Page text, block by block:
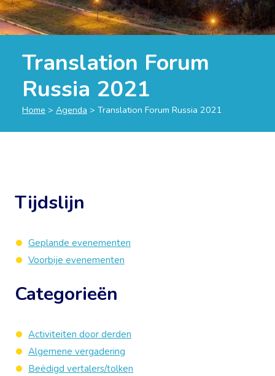
Translation Forum
Russia 2021
Home > Agenda > Translation Forum Russia 2021
Tijdslijn
Geplande evenementen
Voorbije evenementen
Categorieën
Activiteiten door derden
Algemene vergadering
Beëdigd vertalers/tolken